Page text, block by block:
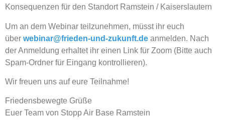
Konsequenzen für den Standort Ramstein / Kaiserslautern
Um an dem Webinar teilzunehmen, müsst ihr euch
über webinar@frieden-und-zukunft.de anmelden. Nach
der Anmeldung erhaltet ihr einen Link für Zoom (Bitte auch
Spam-Ordner für Eingang kontrollieren).
Wir freuen uns auf eure Teilnahme!
Friedensbewegte Grüße
Euer Team von Stopp Air Base Ramstein